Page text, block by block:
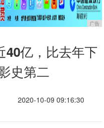
广告
40亿，比去年下
史第二
2020-10-09 09:16:30